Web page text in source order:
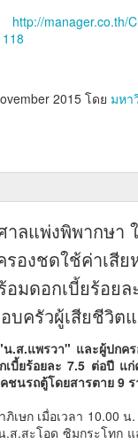
http://manager.co.th/
2015โดย มหา
าลแพ่งพิพากษา
องชดใช้ค่าเสีย
มดอกเบี้ยร้อย
บครัวผู้เสียชีวิต
.ส.แพรวา" และผู้ปกคร
บี้ยร้อยละ 7.5 ต่อปี แก่
นรถตู้โดยสารตาย 9 ร
ษก เมื่อเวลา 10.00 น
ส.สะโอด ซิมกระโทก